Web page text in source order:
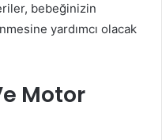
bebeğinizin
yardımcı olacak
Motor